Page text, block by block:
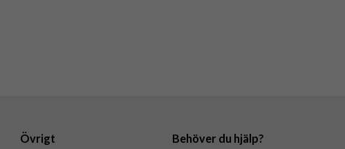
Övrigt Behöver du hjälp?